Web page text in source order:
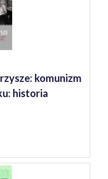
komunizm
historia